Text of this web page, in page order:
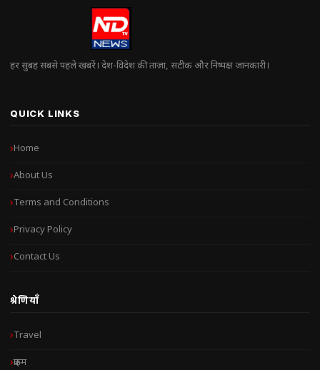
हर सुबह सबसे पहले खबरें। देश-विदेश की ताज़ा, सटीक और निष्पक्ष जानकारी।
QUICK LINKS
Home
About Us
Terms and Conditions
Privacy Policy
Contact Us
श्रेणियाँ
Travel
क्राइम